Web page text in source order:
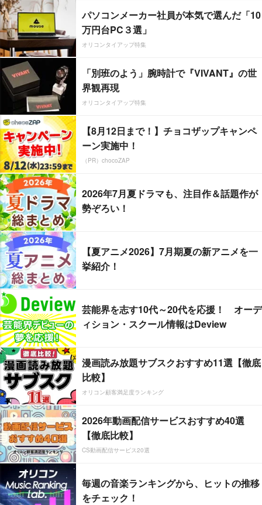
パソコンメーカー社員が本気で選んだ「10
万円台PC３選」
オリコンタイアップ特集
「別班のよう」腕時計で『VIVANT』の世
界観再現
オリコンタイアップ特集
【8月12日まで！】チョコザップキャンペ
ーン実施中！
（PR）chocoZAP
2026年7月夏ドラマも、注目作＆話題作が
勢ぞろい！
【夏アニメ2026】7月期夏の新アニメを一
挙紹介！
芸能界を志す10代～20代を応援！ オーデ
ィション・スクール情報はDeview
漫画読み放題サブスクおすすめ11選【徹底
比較】
オリコン顧客満足度ランキング
2026年動画配信サービスおすすめ40選
【徹底比較】
CS動画配信サービス20選
毎週の音楽ランキングから、ヒットの推移
をチェック！